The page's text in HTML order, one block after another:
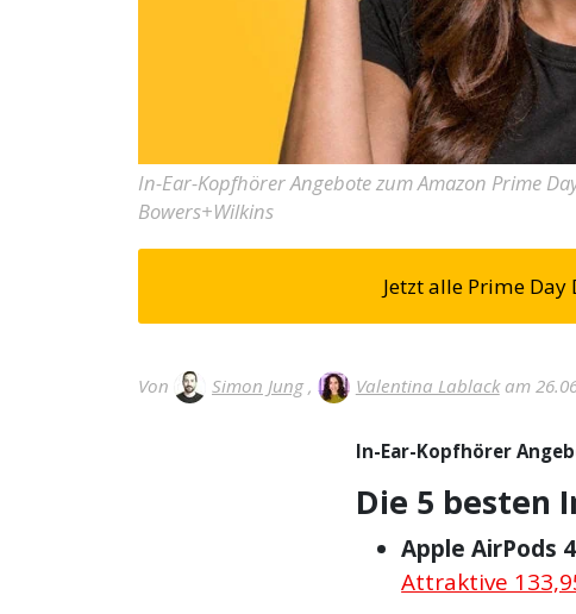
In-Ear-Kopfhörer Angebote zum Amazon Prime
Bowers+Wilkins
Jetzt alle Prime
Von Simon Jung , Valentina Lablack am
In-Ear-Kopfhörer
Die 5 besten
Apple AirPods 4
Attraktive